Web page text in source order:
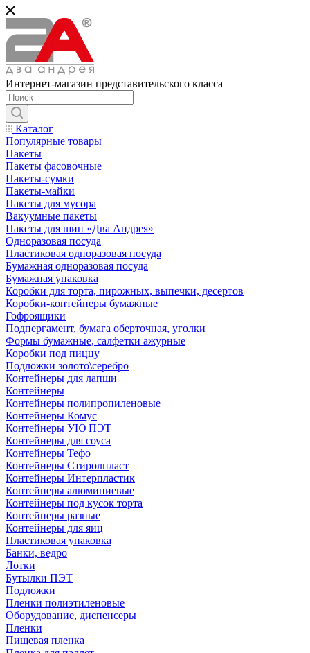
Интернет-магазин представительского класса
Каталог
Популярные товары
Пакеты
Пакеты фасовочные
Пакеты-сумки
Пакеты-майки
Пакеты для мусора
Вакуумные пакеты
Пакеты для шин «Два Андрея»
Одноразовая посуда
Пластиковая одноразовая посуда
Бумажная одноразовая посуда
Бумажная упаковка
Коробки для торта, пирожных, выпечки, десертов
Коробки-контейнеры бумажные
Гофроящики
Подпергамент, бумага оберточная, уголки
Формы бумажные, салфетки ажурные
Коробки под пиццу
Подложки золото\серебро
Контейнеры для лапши
Контейнеры
Контейнеры полипропиленовые
Контейнеры Комус
Контейнеры УЮ ПЭТ
Контейнеры для соуса
Контейнеры Тефо
Контейнеры Стиролпласт
Контейнеры Интерпластик
Контейнеры алюминиевые
Контейнеры под кусок торта
Контейнеры разные
Контейнеры для яиц
Пластиковая упаковка
Банки, ведро
Лотки
Бутылки ПЭТ
Подложки
Пленки полиэтиленовые
Оборудование, диспенсеры
Пленки
Пищевая пленка